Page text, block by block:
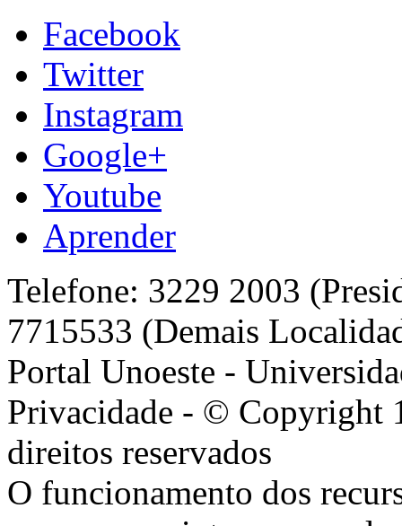
Facebook
Twitter
Instagram
Google+
Youtube
Aprender
Telefone: 3229 2003
7715533 (Demais
Portal Unoeste -
Privacidade - © Copyright
direitos reservados
O funcionamento dos